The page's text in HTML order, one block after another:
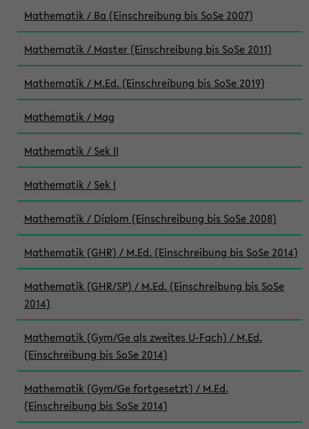
Mathematik / Ba (Einschreibung bis SoSe 2007)
Mathematik / Master (Einschreibung bis SoSe 2011)
Mathematik / M.Ed. (Einschreibung bis SoSe 2019)
Mathematik / Mag
Mathematik / Sek II
Mathematik / Sek I
Mathematik / Diplom (Einschreibung bis SoSe 2008)
Mathematik (GHR) / M.Ed. (Einschreibung bis SoSe 2014)
Mathematik (GHR/SP) / M.Ed. (Einschreibung bis SoSe
2014)
Mathematik (Gym/Ge als zweites U-Fach) / M.Ed.
(Einschreibung bis SoSe 2014)
Mathematik (Gym/Ge fortgesetzt) / M.Ed.
(Einschreibung bis SoSe 2014)